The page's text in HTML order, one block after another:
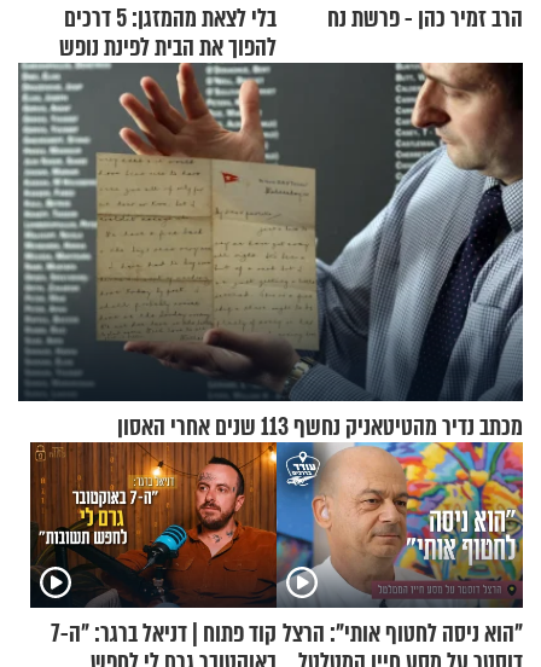
הרב זמיר כהן - פרשת נח
בלי לצאת מהמזגן: 5 דרכים
להפוך את הבית לפינת נופש
מעוצבת
מכתב נדיר מהטיטאניק נחשף 113 שנים אחרי האסון
"הוא ניסה לחטוף אותי": הרצל
קוד פתוח | דניאל ברגר: "ה-7